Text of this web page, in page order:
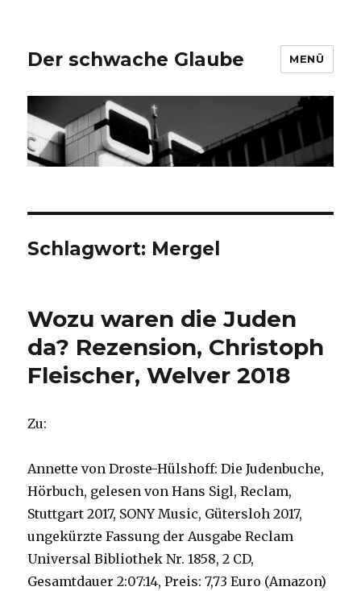
Der schwache Glaube MENÜ
Schlagwort: Mergel
Wozu waren die Juden
da? Rezension, Christoph
Fleischer, Welver 2018
Zu:
Annette von Droste-Hülshoff: Die Judenbuche,
Hörbuch, gelesen von Hans Sigl, Reclam,
Stuttgart 2017, SONY Music, Gütersloh 2017,
ungekürzte Fassung der Ausgabe Reclam
Universal Bibliothek Nr. 1858, 2 CD,
Gesamtdauer 2:07:14, Preis: 7,73 Euro (Amazon)